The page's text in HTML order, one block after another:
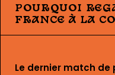
POURQUOI
FRANCE À LA
Le dernier match de